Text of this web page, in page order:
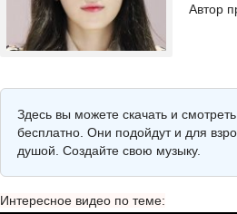
Автор
Здесь вы можете скачать и
бесплатно. Они подойдут и для
душой. Создайте свою музыку.
Интересное видео по теме: